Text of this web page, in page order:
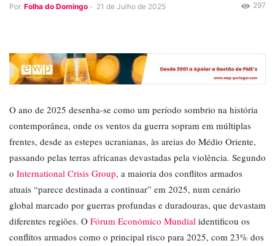
Por Folha do Domingo - 21 de Julho de 2025 297
O ano de 2025 desenha-se como um período sombrio na história
contemporânea, onde os ventos da guerra sopram em múltiplas
frentes, desde as estepes ucranianas, às areias do Médio Oriente,
passando pelas terras africanas devastadas pela violência. Segundo
o International Crisis Group, a maioria dos conflitos armados
atuais “parece destinada a continuar” em 2025, num cenário
global marcado por guerras profundas e duradouras, que devastam
diferentes regiões. O Fórum Económico Mundial identificou os
conflitos armados como o principal risco para 2025, com 23% dos